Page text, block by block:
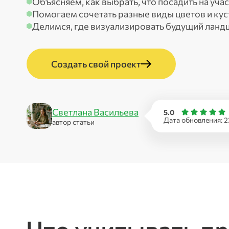
Помогаем сочетать разные виды цветов и
Делимся, где визуализировать будущий
Создать свой проект
Светлана Васильева
автор статьи
5.0
Дата обновления: